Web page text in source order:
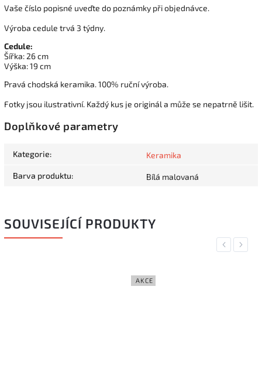
Vaše číslo popisné uveďte do poznámky při objednávce.
Výroba cedule trvá 3 týdny.
Cedule:
Šířka: 26 cm
Výška: 19 cm
Pravá chodská keramika. 100% ruční výroba.
Fotky jsou ilustrativní. Každý kus je originál a může se nepatrně lišit.
Doplňkové parametry
Kategorie: Keramika
Barva produktu: Bílá malovaná
SOUVISEJÍCÍ PRODUKTY
Previous
AKCE
Next